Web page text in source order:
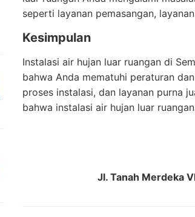
seperti layanan pemasangan,
Kesimpulan
Instalasi air hujan luar ruangan di
bahwa Anda mematuhi peraturan
proses instalasi, dan layanan purna
bahwa instalasi air hujan luar
Jl. Tanah Merdeka